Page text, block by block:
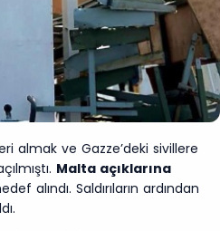
almak ve Gazze’deki sivillere
Malta açıklarına
alındı. Saldırıların ardından